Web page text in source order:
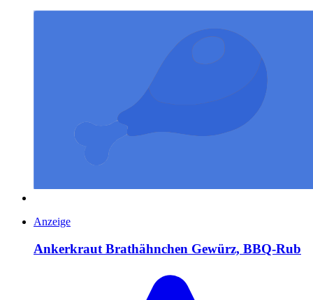
Anzeige
Ankerkraut Brathähnchen Gewürz, BBQ-Rub